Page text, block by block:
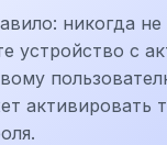
никогда не
устройство с
активировать